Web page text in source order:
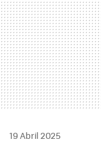
19 Abril 2025